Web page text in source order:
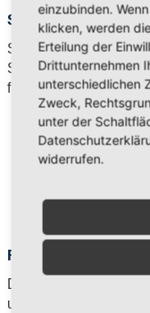
Streicher – und
Seit diesem
Schule Streicher –
findet eine
Mehr
Das Prinzip der
unserer Schule. Das
einzubinden.
klicken, werden
Erteilung der
Drittunternehmen
unterschiedlichen
Zweck,
unter der
widerrufen.